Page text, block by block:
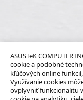
ASUSTeK COMPUTER
cookie a podobné
kľúčových online
Využívanie cookies
ovplyvniť funkcionalitu